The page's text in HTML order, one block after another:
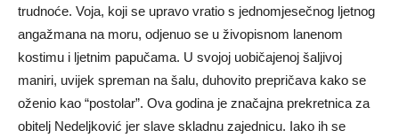
trudnoće. Voja, koji se upravo vratio s jednomjesečnog ljetnog
angažmana na moru, odjenuo se u živopisnom lanenom
kostimu i ljetnim papučama. U svojoj uobičajenoj šaljivoj
maniri, uvijek spreman na šalu, duhovito prepričava kako se
oženio kao “postolar”. Ova godina je značajna prekretnica za
obitelj Nedeljković jer slave skladnu zajednicu. Iako ih se